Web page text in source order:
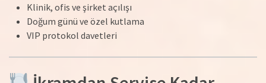
Klinik, ofis ve şirket açılışı
Doğum günü ve özel kutlama
VIP protokol davetleri